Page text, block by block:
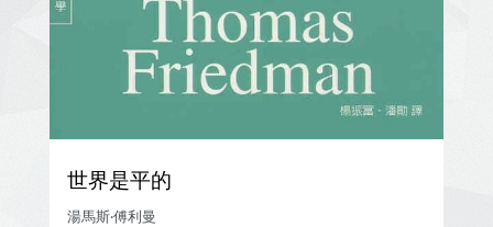
世界是平的
湯馬斯‧傅利曼